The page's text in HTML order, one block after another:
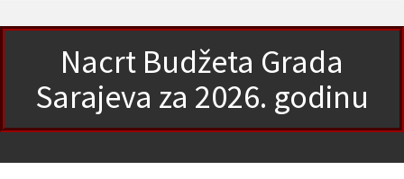
Nacrt Budžeta Grada
Sarajeva za 2026. godinu